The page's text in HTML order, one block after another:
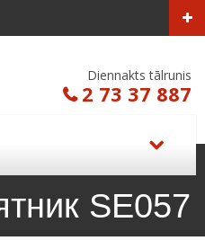
Diennakts tālrunis
2 73 37 887
SE057